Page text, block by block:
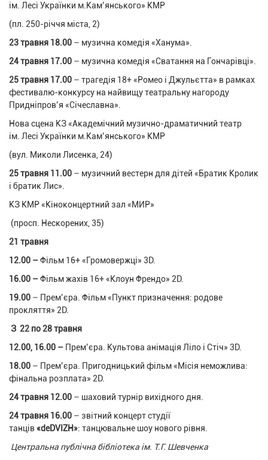
ім. Лесі Українки м.Кам’янського» КМР
(пл. 250-річчя міста, 2)
23 травня 18.00 – музична комедія «Ханума».
24 травня 17.00 – музична комедія «Сватання на Гончарівці».
25 травня 17.00 – трагедія 18+ «Ромео і Джульєтта» в рамках
фестивалю-конкурсу на найвищу театральну нагороду
Придніпров’я «Січеславна».
Нова сцена КЗ «Академічний музично-драматичний театр
ім. Лесі Українки м.Кам’янського» КМР
(вул. Миколи Лисенка, 24)
25 травня 11.00 – музичний вестерн для дітей «Братик Кролик
і братик Лис».
КЗ КМР «Кіноконцертний зал «МИР»
(просп. Нескорених, 35)
21 травня
12.00 –Фільм 16+ «Громовержці» 3D.
16.00 –Фільм жахів 16+ «Клоун Френдо» 2D.
19.00 – Прем’єра. Фільм «Пункт призначення: родове
прокляття» 2D.
З 22 по 28 травня
12.00, 16.00 – Прем’єра. Культова анімація Ліло і Стіч» 3D.
18.00 – Прем’єра. Пригодницький фільм «Місія неможлива:
фінальна розплата» 2D.
24 травня 12.00 – шаховий турнір вихідного дня.
24 травня 16.00 – звітний концерт студії
танців«deDVIZH»: танцювальне шоу нового рівня.
Центральна публічна бібліотека ім. Т.Г. Шевченка